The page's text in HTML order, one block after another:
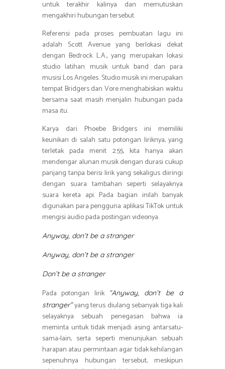
untuk terakhir kalinya dan memutuskan
mengakhiri hubungan tersebut.
Referensi pada proses pembuatan lagu ini
adalah Scott Avenue yang berlokasi dekat
dengan Bedrock L.A., yang merupakan lokasi
studio latihan musik untuk band dan para
musisi Los Angeles. Studio musik ini merupakan
tempat Bridgers dan Vore menghabiskan waktu
bersama saat masih menjalin hubungan pada
masa itu.
Karya dari Phoebe Bridgers ini memiliki
keunikan di salah satu potongan liriknya, yang
terletak pada menit 2.55, kita hanya akan
mendengar alunan musik dengan durasi cukup
panjang tanpa berisi lirik yang sekaligus diiringi
dengan suara tambahan seperti selayaknya
suara kereta api. Pada bagian inilah banyak
digunakan para pengguna aplikasi TikTok untuk
mengisi audio pada postingan videonya.
Anyway, don’t be a stranger
Anyway, don’t be a stranger
Don’t be a stranger
Pada potongan lirik “Anyway, don’t be a
stranger”yang terus diulang sebanyak tiga kali
selayaknya sebuah penegasan bahwa ia
meminta untuk tidak menjadi asing antarsatu-
sama-lain, serta seperti menunjukan sebuah
harapan atau permintaan agar tidak kehilangan
sepenuhnya hubungan tersebut, meskipun